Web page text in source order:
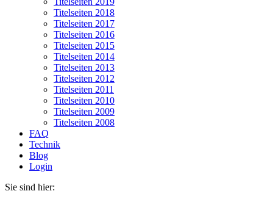
Titelseiten 2018
Titelseiten 2017
Titelseiten 2016
Titelseiten 2015
Titelseiten 2014
Titelseiten 2013
Titelseiten 2012
Titelseiten 2011
Titelseiten 2010
Titelseiten 2009
Titelseiten 2008
FAQ
Technik
Blog
Login
Sie sind hier: